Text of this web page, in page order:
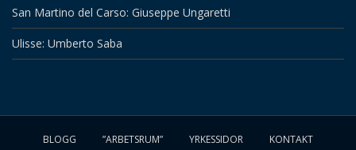
San Martino del Carso: Giuseppe Ungaretti
Ulisse: Umberto Saba
BLOGG ”ARBETSRUM” YRKESSIDOR KONTAKT